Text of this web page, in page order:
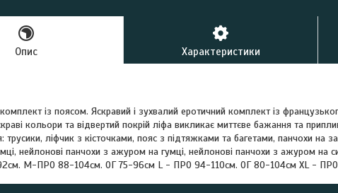
Опис Характеристики
із поясом. Яскравий і зухвалий еротичний комплект із
кольори та відвертий покрій ліфа викликає миттєве бажання та
трусики, ліфчик з кісточками, пояс з підтяжками та багетами, панчохи на
нейлонові панчохи з ажуром на гумці, нейлонові панчохи з ажуром на
M-ПРО 88-104см. ОГ 75-96см L - ПРО 94-110см. ОГ 80-104см XL -